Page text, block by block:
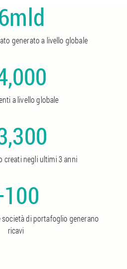
generato a livello globale
a livello globale
creati negli ultimi 3 anni
società di portafoglio generano
ricavi